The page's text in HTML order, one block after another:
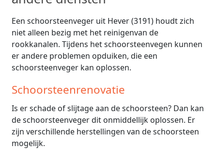
Een schoorsteenveger uit Hever (3191) houdt zich
niet alleen bezig met het reinigenvan de
rookkanalen. Tijdens het schoorsteenvegen kunnen
er andere problemen opduiken, die een
schoorsteenveger kan oplossen.
Schoorsteenrenovatie
Is er schade of slijtage aan de schoorsteen? Dan kan
de schoorsteenveger dit onmiddellijk oplossen. Er
zijn verschillende herstellingen van de schoorsteen
mogelijk.